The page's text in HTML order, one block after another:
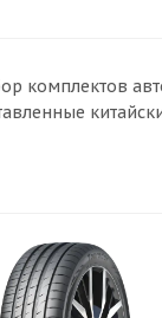
комплектов